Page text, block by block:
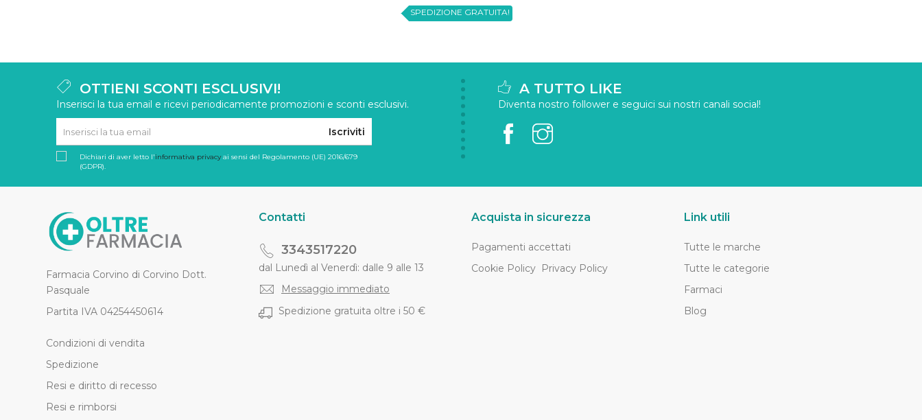
SPEDIZIONE GRATUITA!
OTTIENI SCONTI ESCLUSIVI!
Inserisci la tua email e ricevi periodicamente promozioni e sconti esclusivi.
Iscriviti
Dichiari di aver letto l'informativa privacyai sensi del Regolamento (UE) 2016/679
(GDPR).
A TUTTO LIKE
Diventa nostro follower e seguici sui nostri canali social!
Farmacia Corvino di Corvino Dott.
Pasquale
Partita IVA 04254450614
Condizioni di vendita
Spedizione
Resi e diritto di recesso
Resi e rimborsi
Contatti
3343517220
dal Lunedì al Venerdì: dalle 9 alle 13
Messaggio immediato
Spedizione gratuita oltre i 50 €
Acquista in sicurezza
Pagamenti accettati
Cookie Policy Privacy Policy
Link utili
Tutte le marche
Tutte le categorie
Farmaci
Blog